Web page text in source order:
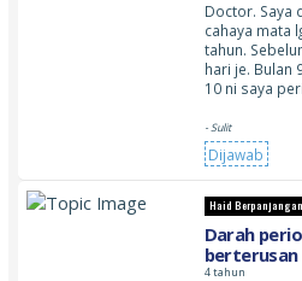
Doctor. Saya
cahaya mata
tahun.
hari je.
10 ni saya
- Sulit
Dijawab
Haid Berpanjangan
Darah
berterusan
4 tahun